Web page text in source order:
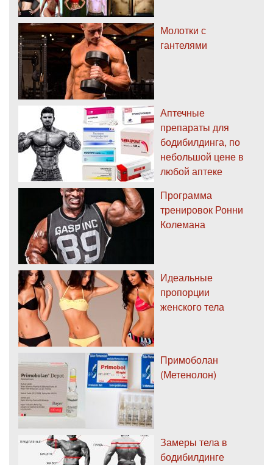
Молотки с
гантелями
Аптечные
препараты для
бодибилдинга, по
небольшой цене в
любой аптеке
Программа
тренировок Ронни
Колемана
Идеальные
пропорции
женского тела
Примоболан
(Метенолон)
Замеры тела в
бодибилдинге